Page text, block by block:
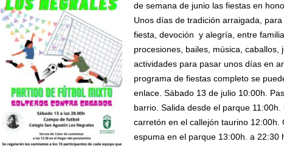
de semana de junio las fiestas en
Unos días de tradición arraigada,
fiesta, devoción y alegría, entre
procesiones, bailes, música,
actividades para pasar unos días en
programa de fiestas completo se
enlace. Sábado 13 de julio 10:00h.
barrio. Salida desde el parque
carretón en el callejón taurino 12:00h.
espuma en el parque 13:00h. a 22:30